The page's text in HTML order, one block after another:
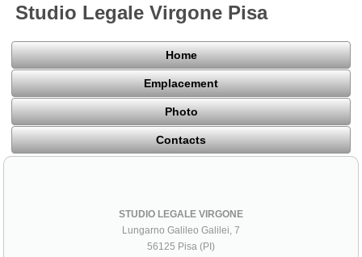
Studio Legale Virgone Pisa
Home
Emplacement
Photo
Contacts
STUDIO LEGALE VIRGONE
Lungarno Galileo Galilei, 7
56125 Pisa (PI)